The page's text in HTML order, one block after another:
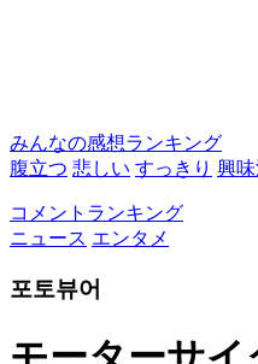
みんなの感想ランキング
腹立つ 悲しい すっきり 興
コメントランキング
ニュース エンタメ
포토뷰어